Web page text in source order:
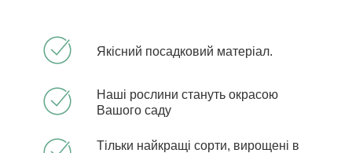
Якісний посадковий матеріал.
Наші рослини стануть окрасою
Вашого саду
Тільки найкращі сорти, вирощені в